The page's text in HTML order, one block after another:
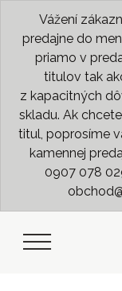
Vážení
predajne do
priamo v
titulov tak
z kapacitných
skladu. Ak
titul, poprosíme
kamennej
0907 078